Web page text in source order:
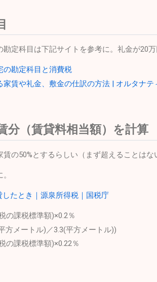
定科目は下記サイトを参考に。礼金が20万
の勘定科目と消費税
賃や礼金、敷金の仕訳の方法 | オルタナテ
分（賃貸料相当額）を計算
の50%とするらしい（まず超えることはな
たとき｜源泉所得税｜国税庁
の課税標準額)×0.2％
方メートル)／3.3(平方メートル))
の課税標準額)×0.22％